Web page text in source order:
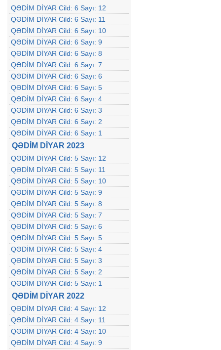
QƏDİM DİYAR Cild: 6 Sayı: 12
QƏDİM DİYAR Cild: 6 Sayı: 11
QƏDİM DİYAR Cild: 6 Sayı: 10
QƏDİM DİYAR Cild: 6 Sayı: 9
QƏDİM DİYAR Cild: 6 Sayı: 8
QƏDİM DİYAR Cild: 6 Sayı: 7
QƏDİM DİYAR Cild: 6 Sayı: 6
QƏDİM DİYAR Cild: 6 Sayı: 5
QƏDİM DİYAR Cild: 6 Sayı: 4
QƏDİM DİYAR Cild: 6 Sayı: 3
QƏDİM DİYAR Cild: 6 Sayı: 2
QƏDİM DİYAR Cild: 6 Sayı: 1
QƏDİM DİYAR 2023
QƏDİM DİYAR Cild: 5 Sayı: 12
QƏDİM DİYAR Cild: 5 Sayı: 11
QƏDİM DİYAR Cild: 5 Sayı: 10
QƏDİM DİYAR Cild: 5 Sayı: 9
QƏDİM DİYAR Cild: 5 Sayı: 8
QƏDİM DİYAR Cild: 5 Sayı: 7
QƏDİM DİYAR Cild: 5 Sayı: 6
QƏDİM DİYAR Cild: 5 Sayı: 5
QƏDİM DİYAR Cild: 5 Sayı: 4
QƏDİM DİYAR Cild: 5 Sayı: 3
QƏDİM DİYAR Cild: 5 Sayı: 2
QƏDİM DİYAR Cild: 5 Sayı: 1
QƏDİM DİYAR 2022
QƏDİM DİYAR Cild: 4 Sayı: 12
QƏDİM DİYAR Cild: 4 Sayı: 11
QƏDİM DİYAR Cild: 4 Sayı: 10
QƏDİM DİYAR Cild: 4 Sayı: 9